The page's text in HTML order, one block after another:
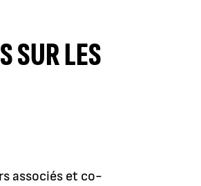
SUR LES
associés et co-